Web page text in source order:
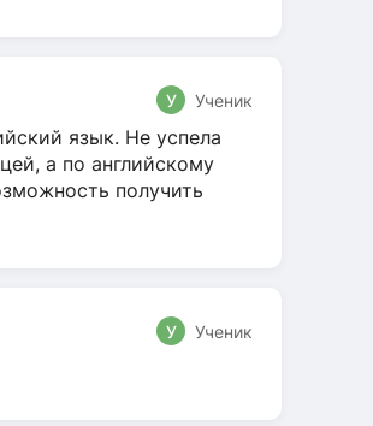
У Ученик
язык. Не успела
а по английскому
получить
У Ученик